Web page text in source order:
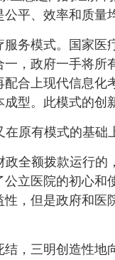
平、效率和质量
模式。国家医
，政府一手将
合上现代信息
型。此模式的创
原有模式的基础
额拨款运行的
立医院的初心
，但是政府和
三明创造性地